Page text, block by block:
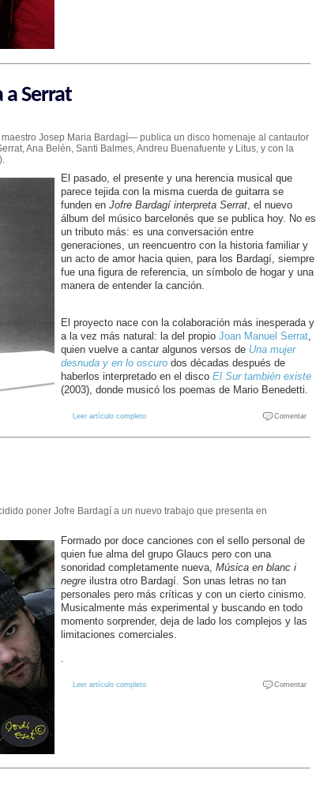
Serrat
Josep Maria Bardagí— publica un disco homenaje al cantautor
Ana Belén, Santi Balmes, Andreu Buenafuente y Litus, y con la
El pasado, el presente y una herencia musical que
parece tejida con la misma cuerda de guitarra se
funden en Jofre Bardagí interpreta Serrat, el nuevo
álbum del músico barcelonés que se publica hoy. No es
un tributo más: es una conversación entre
generaciones, un reencuentro con la historia familiar y
un acto de amor hacia quien, para los Bardagí, siempre
fue una figura de referencia, un símbolo de hogar y una
manera de entender la canción.
El proyecto nace con la colaboración más inesperada y
a la vez más natural: la del propio Joan Manuel Serrat,
quien vuelve a cantar algunos versos de Una mujer
desnuda y en lo oscurodos décadas después de
haberlos interpretado en el disco El Sur también existe
(2003), donde musicó los poemas de Mario Benedetti.
Leer artículo completo Comentar
poner Jofre Bardagí a un nuevo trabajo que presenta en
Formado por doce canciones con el sello personal de
quien fue alma del grupo Glaucs pero con una
sonoridad completamente nueva, Música en blanc i
negreilustra otro Bardagí. Son unas letras no tan
personales pero más críticas y con un cierto cinismo.
Musicalmente más experimental y buscando en todo
momento sorprender, deja de lado los complejos y las
limitaciones comerciales.
.
Leer artículo completo Comentar